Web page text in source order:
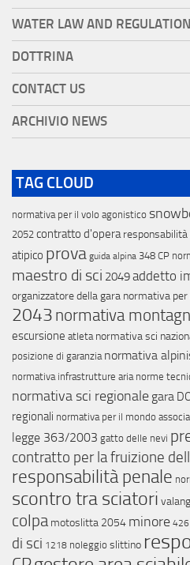
WATER LAW AND
DOTTRINA
CONTACT US
ARCHIVIO NEWS
TAG CLOUD
normativa per il volo agonistico
2052 contratto d'opera
atipico prova guida alpina 348 CP
maestro di sci 2049addetto
organizzatore della gara normativa
2043 normativa
escursione atleta normativa sci
posizione di garanzia normativa
normativa infrastrutture aria norme
normativa sci regionale gara
regionali normativa per il mondo
legge 363/2003 gatto delle nevi
contratto per la fruizione
responsabilità penale
scontro tra sciatori
colpa motoslitta 2054 minore 426
di sci 1218 noleggio slittino